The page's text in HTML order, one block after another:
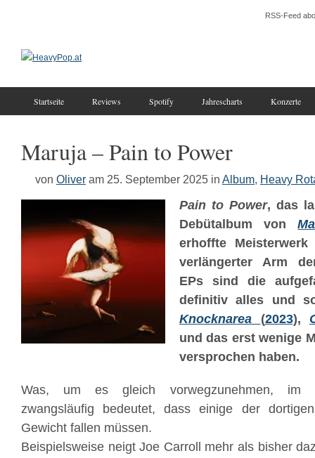
RSS-Feed
Startseite Reviews Spotify Jahrescharts Konzerte
Maruja – Pain to Power
von Oliver am 25. September 2025 in Album, Heavy
Pain to Power, das
Debütalbum von
erhoffte
verlängerter Arm
EPs sind die
definitiv alles und
Knocknarea
(2023),
und das erst wenige
versprochen haben.
Was, um es gleich vorwegzunehmen, im
zwangsläufig bedeutet, dass einige der
Gewicht fallen müssen.
Beispielsweise neigt Joe Carroll mehr als bisher